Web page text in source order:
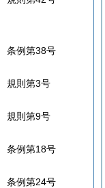
条例第38号
規則第3号
規則第9号
条例第18号
条例第24号